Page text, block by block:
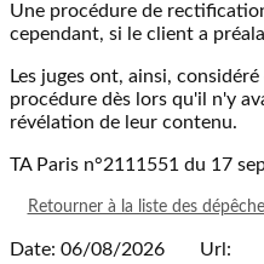
Une procédure de
cependant, si le client a
Les juges ont, ainsi,
procédure dès lors qu'il n'y
révélation de leur contenu.
TA Paris n°2111551 du 17
Retourner à la liste des
Date: 06/08/2026 Url: